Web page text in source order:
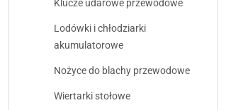
Klucze udarowe przewodowe
Lodówki i chłodziarki
akumulatorowe
Nożyce do blachy przewodowe
Wiertarki stołowe